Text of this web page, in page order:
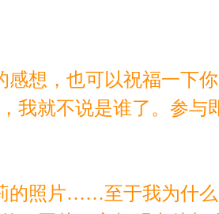
感想，也可以祝福一下
我就不说是谁了。参与
的照片……至于我为什